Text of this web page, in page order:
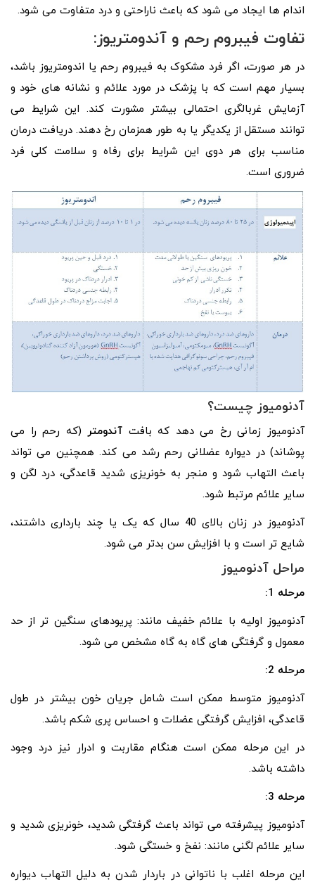
اندام ها ایجاد می شود که باعث ناراحتی و درد متفاوت می شود.
تفاوت فیبروم رحم و آندومتریوز:
در هر صورت، اگر فرد مشکوک به فیبروم رحم یا اندومتریوز باشد،
بسیار مهم است که با پزشک در مورد علائم و نشانه های خود و
آزمایش غربالگری احتمالی بیشتر مشورت کند. این شرایط می
توانند مستقل از یکدیگر یا به طور همزمان رخ دهند. دریافت درمان
مناسب برای هر دوی این شرایط برای رفاه و سلامت کلی فرد
ضروری است.
آدنومیوز چیست؟
آدنومیوز زمانی رخ می دهد که بافت آندومتر (که رحم را می
پوشاند) در دیواره عضلانی رحم رشد می کند. همچنین می تواند
باعث التهاب شود و منجر به خونریزی شدید قاعدگی، درد لگن و
سایر علائم مرتبط شود.
آدنومیوز در زنان بالای 40 سال که یک یا چند بارداری داشتند،
شایع تر است و با افزایش سن بدتر می شود.
مراحل آدنومیوز
مرحله 1:
آدنومیوز اولیه با علائم خفیف مانند: پریودهای سنگین تر از حد
معمول و گرفتگی های گاه به گاه مشخص می شود.
مرحله 2:
آدنومیوز متوسط ممکن است شامل جریان خون بیشتر در طول
قاعدگی، افزایش گرفتگی عضلات و احساس پری شکم باشد.
در این مرحله ممکن است هنگام مقاربت و ادرار نیز درد وجود
داشته باشد.
مرحله 3:
آدنومیوز پیشرفته می تواند باعث گرفتگی شدید، خونریزی شدید و
سایر علائم لگنی مانند: نفخ و خستگی شود.
این مرحله اغلب با ناتوانی در باردار شدن به دلیل التهاب دیواره